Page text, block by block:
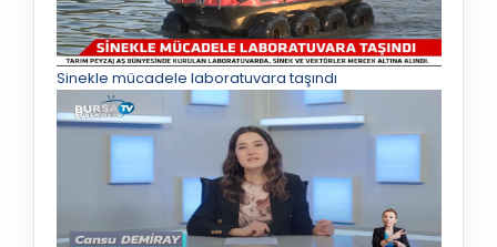
Sinekle mücadele laboratuvara taşındı